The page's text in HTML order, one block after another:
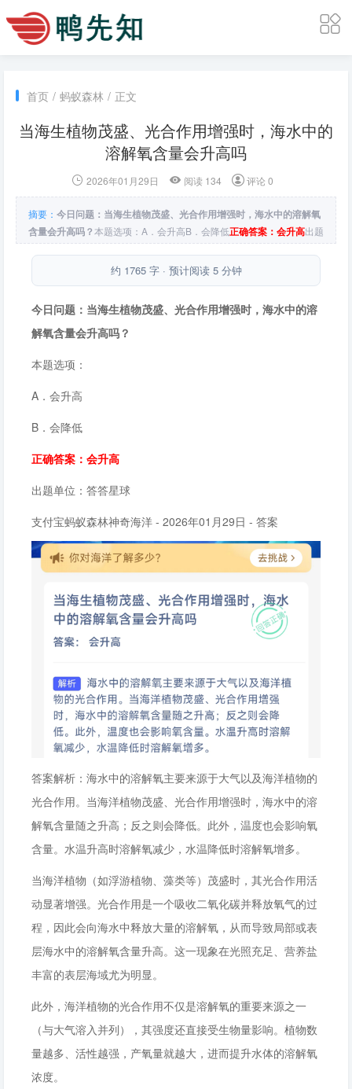
首页 / 蚂蚁森林 / 正文
当海生植物茂盛、光合作用增强时，海水中的
溶解氧含量会升高吗
2026年01月29日 阅读 134 评论 0
摘要： 今日问题：当海生植物茂盛、光合作用增强时，海水中的溶解氧
含量会升高吗？本题选项： A．会升高B．会降低正确答案：会升高出题
单位：答答星球支付宝蚂蚁森林神奇海洋 - 2026年01月29日 - 答案
约 1765 字 · 预计阅读 5 分钟
今日问题：当海生植物茂盛、光合作用增强时，海水中的溶
解氧含量会升高吗？
本题选项：
A．会升高
B．会降低
正确答案：会升高
出题单位：答答星球
支付宝蚂蚁森林神奇海洋 - 2026年01月29日 - 答案
答案解析：海水中的溶解氧主要来源于大气以及海洋植物的
光合作用。当海洋植物茂盛、光合作用增强时，海水中的溶
解氧含量随之升高；反之则会降低。此外，温度也会影响氧
含量。水温升高时溶解氧减少，水温降低时溶解氧增多。
当海洋植物（如浮游植物、藻类等）茂盛时，其光合作用活
动显著增强。光合作用是一个吸收二氧化碳并释放氧气的过
程，因此会向海水中释放大量的溶解氧，从而导致局部或表
层海水中的溶解氧含量升高。这一现象在光照充足、营养盐
丰富的表层海域尤为明显。
此外，海洋植物的光合作用不仅是溶解氧的重要来源之一
（与大气溶入并列），其强度还直接受生物量影响。植物数
量越多、活性越强，产氧量就越大，进而提升水体的溶解氧
浓度。‌